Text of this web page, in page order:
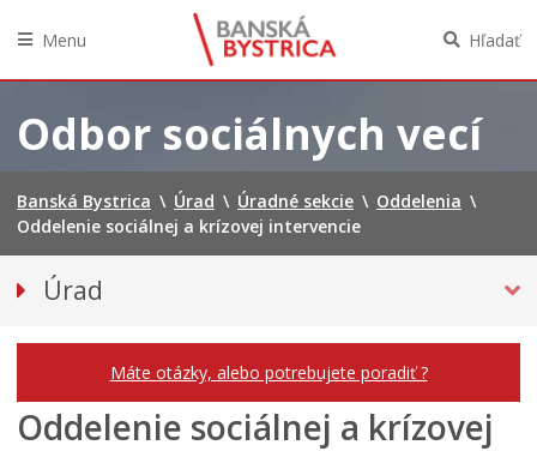
obsah
Menu Hľadať
Odbor sociálnych vecí
Banská Bystrica \ Úrad \ Úradné sekcie \ Oddelenia \
Oddelenie sociálnej a krízovej intervencie
Úrad
Oznamy
Klientske centrum
Máte otázky, alebo potrebujete poradiť ?
Oddelenie sociálnej a krízovej